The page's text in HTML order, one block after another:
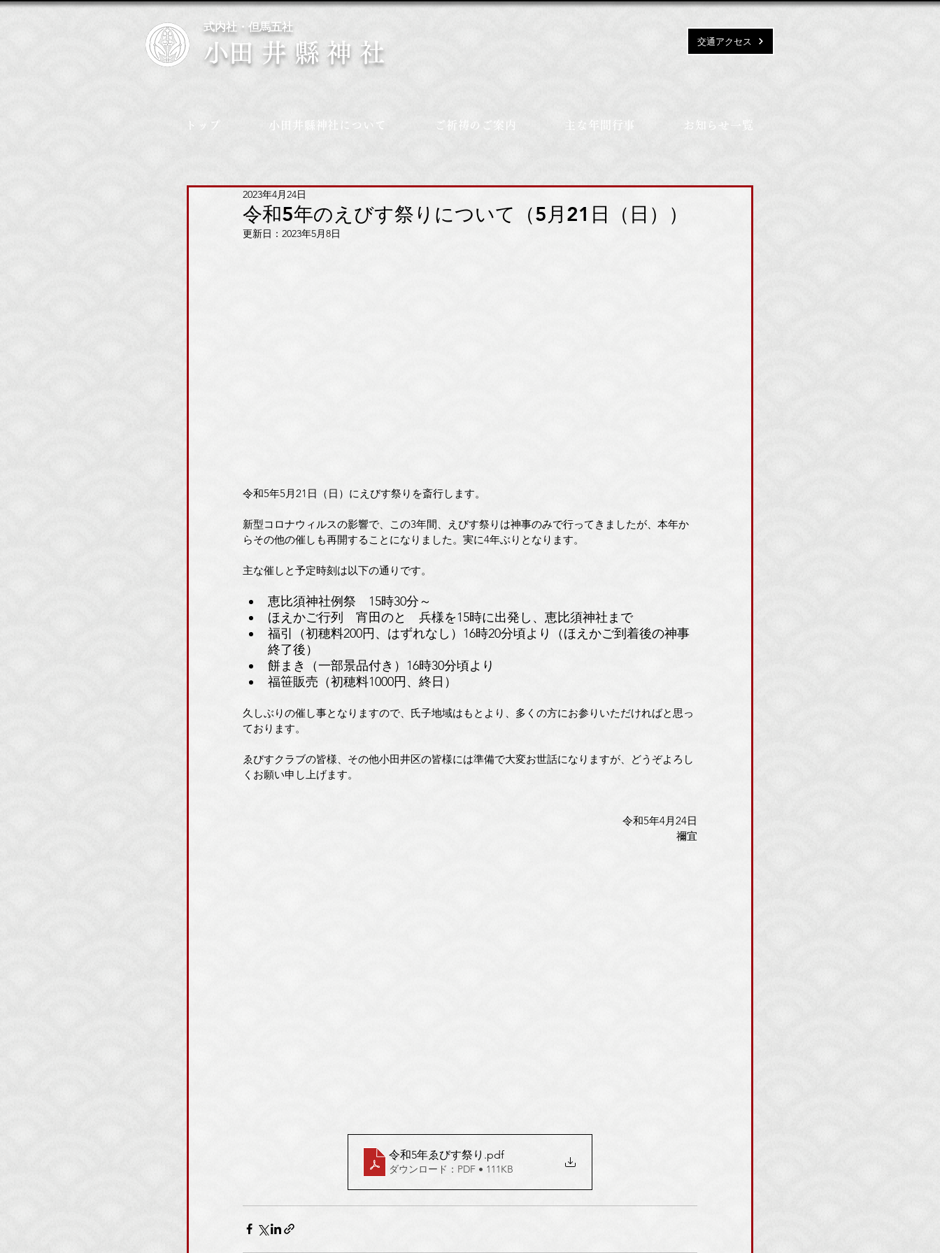
​小田井縣神社
式内社・但馬五社
交通アクセス
トップ 小田井縣神社について ご祈祷のご案内 主な年間行事 お知らせ一覧
令和5年のえびす祭りについて（5月21日（日））
2023年4月24日
更新日： 2023年5月8日
令和5年5月21日（日）にえびす祭りを斎行します。
新型コロナウィルスの影響で、この3年間、えびす祭りは神事のみで行ってきましたが、本年か
らその他の催しも再開することになりました。実に4年ぶりとなります。
主な催しと予定時刻は以下の通りです。
恵比須神社例祭　15時30分～
ほえかご行列　宵田のとゞ兵様を15時に出発し、恵比須神社まで
福引（初穂料200円、はずれなし）16時20分頃より（ほえかご到着後の神事
終了後）
餅まき（一部景品付き）16時30分頃より
福笹販売（初穂料1000円、終日）
久しぶりの催し事となりますので、氏子地域はもとより、多くの方にお参りいただければと思っ
ております。
ゑびすクラブの皆様、その他小田井区の皆様には準備で大変お世話になりますが、どうぞよろし
くお願い申し上げます。
令和5年4月24日
禰宜
令和5年ゑびす祭り .pdf
ダウンロード：PDF • 111KB